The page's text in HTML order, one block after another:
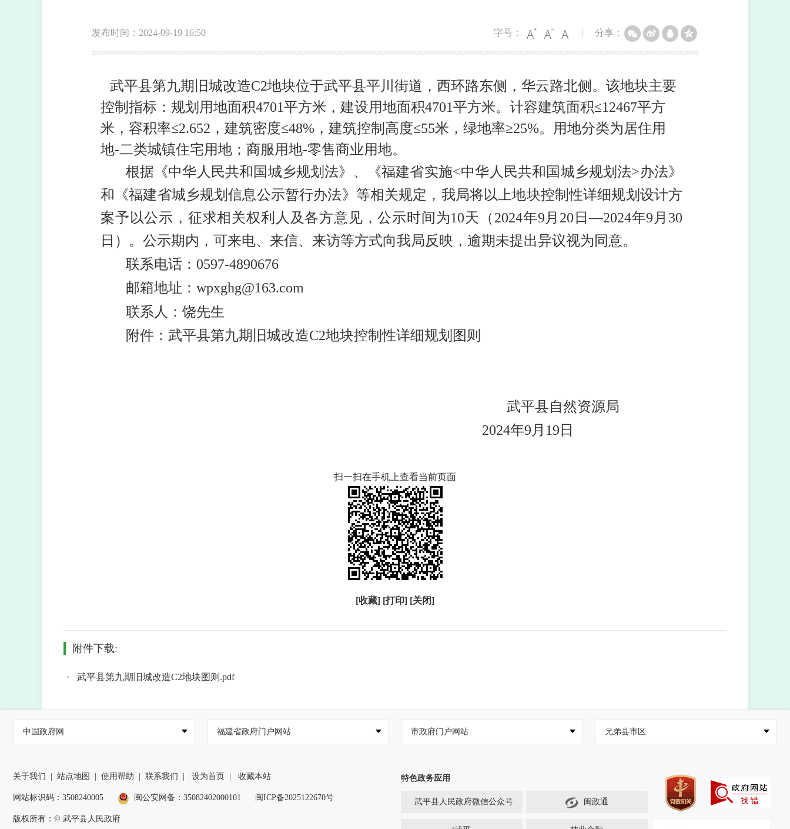
发布时间：2024-09-19 16:50 字号： 分享：
武平县第九期旧城改造C2地块位于武平县平川街道，西环路东侧，华云路北侧。该地块主要
控制指标：规划用地面积4701平方米，建设用地面积4701平方米。 计容建筑面积≤12467平方
米，容积率≤2.652，建筑密度≤48%，建筑控制高度≤55米，绿地率≥25%。用地分类为居住用
地-二类城镇住宅用地；商服用地-零售商业用地。
根据《中华人民共和国城乡规划法》、《福建省实施<中华人民共和国城乡规划法>办法》
和《福建省城乡规划信息公示暂行办法》等相关规定，我局将以上地块控制性详细规划设计方
案予以公示，征求相关权利人及各方意见，公示时间为10天（2024年9月 20 日—2024年9月 30
日）。公示期内，可来电、来信、来访等方式向我局反映，逾期未提出异议视为同意。
联系电话： 0597-4890676
邮箱地址： wpxghg@163.com
联系人：饶先生
附件：武平县第九期旧城改造C2地块控制性详细规划 图则
武平县自然资源局
2024年9月 19 日
扫一扫在手机上查看当前页面
[收藏] [打印] [关闭]
附件下载:
武平县第九期旧城改造C2地块图则.pdf
中国政府网 福建省政府门户网站 市政府门户网站 兄弟县市区
关于我们 站点地图 使用帮助 联系我们 设为首页 收藏本站
网站标识码：3508240005 闽公安网备：35082402000101 闽ICP备2025122670号
版权所有：© 武平县人民政府
特色政务应用
武平县人民政府微信公众号 闽政通